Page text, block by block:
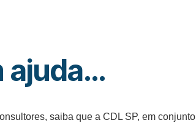
ajuda…
saiba que a CDL SP, em